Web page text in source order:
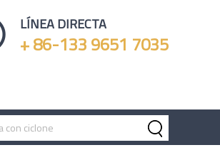
LÍNEA DIRECTA
+ 86-133 9651 7035